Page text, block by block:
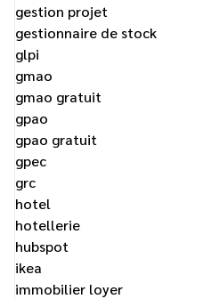
gestion projet
gestionnaire de stock
glpi
gmao
gmao gratuit
gpao
gpao gratuit
gpec
grc
hotel
hotellerie
hubspot
ikea
immobilier loyer